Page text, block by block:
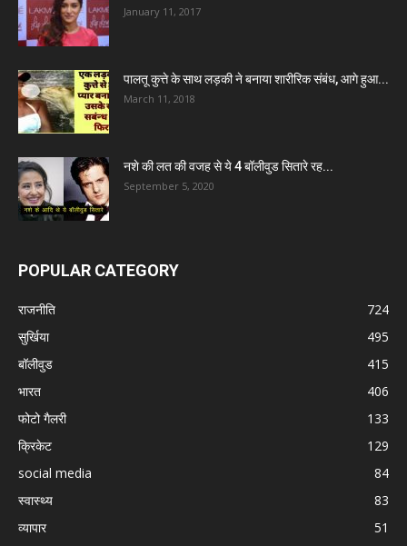
January 11, 2017
पालतू कुत्ते के साथ लड़की ने बनाया शारीरिक संबंध, आगे हुआ...
March 11, 2018
नशे की लत की वजह से ये 4 बॉलीवुड सितारे रह...
September 5, 2020
POPULAR CATEGORY
राजनीति
724
सुर्खिया
495
बॉलीवुड
415
भारत
406
फोटो गैलरी
133
क्रिकेट
129
social media
84
स्वास्थ्य
83
व्यापार
51